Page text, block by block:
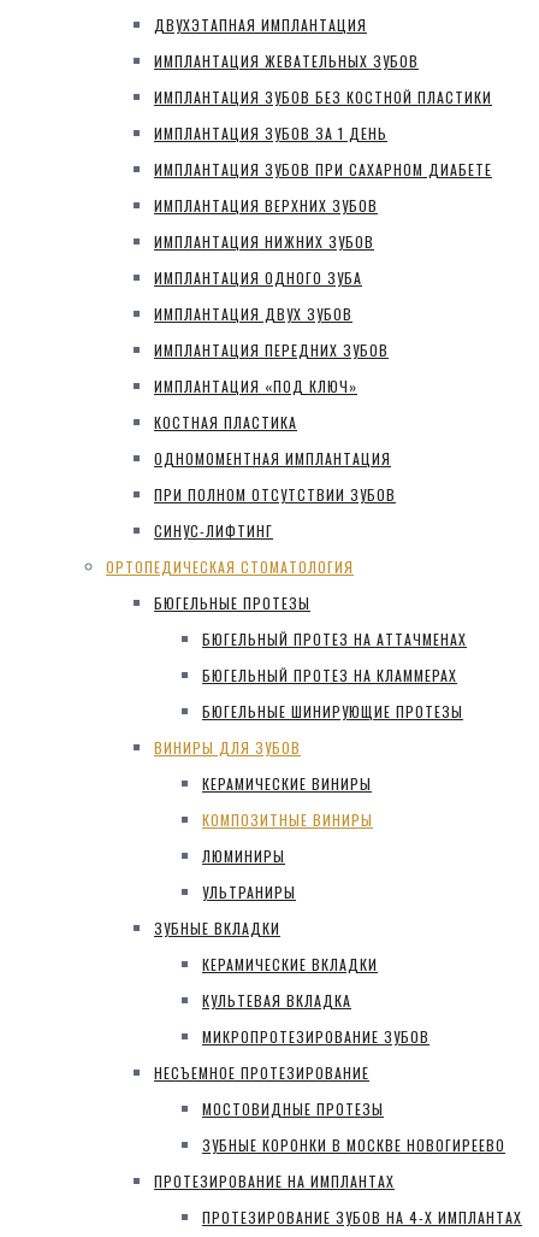
ДВУХЭТАПНАЯ ИМПЛАНТАЦИЯ
ИМПЛАНТАЦИЯ ЖЕВАТЕЛЬНЫХ ЗУБОВ
ИМПЛАНТАЦИЯ ЗУБОВ БЕЗ КОСТНОЙ ПЛАСТИКИ
ИМПЛАНТАЦИЯ ЗУБОВ ЗА 1 ДЕНЬ
ИМПЛАНТАЦИЯ ЗУБОВ ПРИ САХАРНОМ ДИАБЕТЕ
ИМПЛАНТАЦИЯ ВЕРХНИХ ЗУБОВ
ИМПЛАНТАЦИЯ НИЖНИХ ЗУБОВ
ИМПЛАНТАЦИЯ ОДНОГО ЗУБА
ИМПЛАНТАЦИЯ ДВУХ ЗУБОВ
ИМПЛАНТАЦИЯ ПЕРЕДНИХ ЗУБОВ
ИМПЛАНТАЦИЯ «ПОД КЛЮЧ»
КОСТНАЯ ПЛАСТИКА
ОДНОМОМЕНТНАЯ ИМПЛАНТАЦИЯ
ПРИ ПОЛНОМ ОТСУТСТВИИ ЗУБОВ
СИНУС-ЛИФТИНГ
ОРТОПЕДИЧЕСКАЯ СТОМАТОЛОГИЯ
БЮГЕЛЬНЫЕ ПРОТЕЗЫ
БЮГЕЛЬНЫЙ ПРОТЕЗ НА АТТАЧМЕНАХ
БЮГЕЛЬНЫЙ ПРОТЕЗ НА КЛАММЕРАХ
БЮГЕЛЬНЫЕ ШИНИРУЮЩИЕ ПРОТЕЗЫ
ВИНИРЫ ДЛЯ ЗУБОВ
КЕРАМИЧЕСКИЕ ВИНИРЫ
КОМПОЗИТНЫЕ ВИНИРЫ
ЛЮМИНИРЫ
УЛЬТРАНИРЫ
ЗУБНЫЕ ВКЛАДКИ
КЕРАМИЧЕСКИЕ ВКЛАДКИ
КУЛЬТЕВАЯ ВКЛАДКА
МИКРОПРОТЕЗИРОВАНИЕ ЗУБОВ
НЕСЪЕМНОЕ ПРОТЕЗИРОВАНИЕ
МОСТОВИДНЫЕ ПРОТЕЗЫ
ЗУБНЫЕ КОРОНКИ В МОСКВЕ НОВОГИРЕЕВО
ПРОТЕЗИРОВАНИЕ НА ИМПЛАНТАХ
ПРОТЕЗИРОВАНИЕ ЗУБОВ НА 4-Х ИМПЛАНТАХ